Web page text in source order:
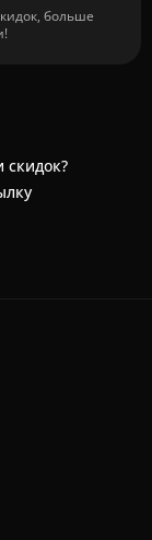
больше
скидок?